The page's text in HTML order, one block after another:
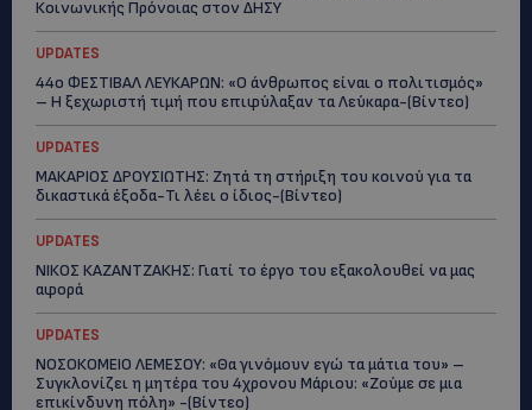
Κοινωνικής Πρόνοιας στον ΔΗΣΥ
UPDATES
44ο ΦΕΣΤΙΒΑΛ ΛΕΥΚΑΡΩΝ: «Ο άνθρωπος είναι ο πολιτισμός»
– Η ξεχωριστή τιμή που επιφύλαξαν τα Λεύκαρα-(Βίντεο)
UPDATES
ΜΑΚΑΡΙΟΣ ΔΡΟΥΣΙΩΤΗΣ: Ζητά τη στήριξη του κοινού για τα
δικαστικά έξοδα-Τι λέει ο ίδιος-(Βίντεο)
UPDATES
ΝΙΚΟΣ ΚΑΖΑΝΤΖΑΚΗΣ: Γιατί το έργο του εξακολουθεί να μας
αφορά
UPDATES
ΝΟΣΟΚΟΜΕΙΟ ΛΕΜΕΣΟΥ: «Θα γινόμουν εγώ τα μάτια του» –
Συγκλονίζει η μητέρα του 4χρονου Μάριου: «Ζούμε σε μια
επικίνδυνη πόλη» -(Βίντεο)